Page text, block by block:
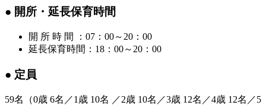
● 開所・延長保育時間
開 所 時 間 ：07：00～20：00
延長保育時間：18：00～20：00
● 定員
59名（0歳 6名／1歳 10名 ／2歳 10名／3歳 12名／4歳 12名／5